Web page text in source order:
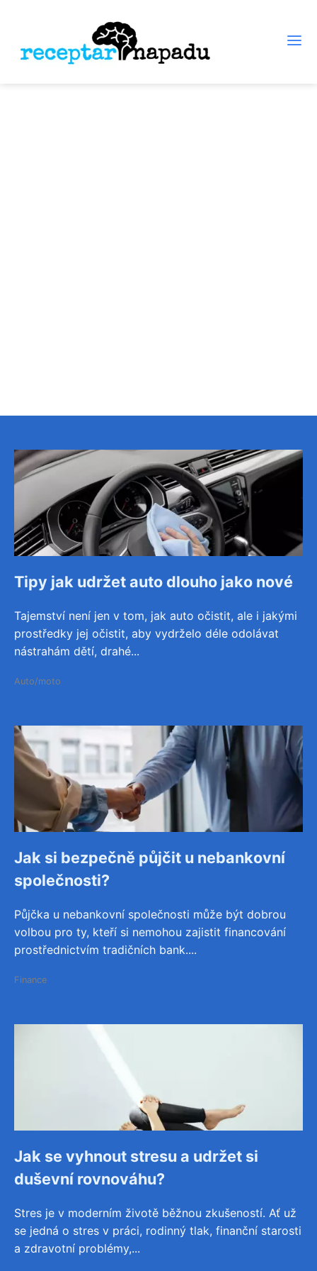
Tipy jak udržet auto dlouho jako nové
Tajemství není jen v tom, jak auto očistit, ale i jakými
prostředky jej očistit, aby vydrželo déle odolávat
nástrahám dětí, drahé...
Auto/moto
Jak si bezpečně půjčit u nebankovní
společnosti?
Půjčka u nebankovní společnosti může být dobrou
volbou pro ty, kteří si nemohou zajistit financování
prostřednictvím tradičních bank....
Finance
Jak se vyhnout stresu a udržet si
duševní rovnováhu?
Stres je v moderním životě běžnou zkušeností. Ať už
se jedná o stres v práci, rodinný tlak, finanční starosti
a zdravotní problémy,...